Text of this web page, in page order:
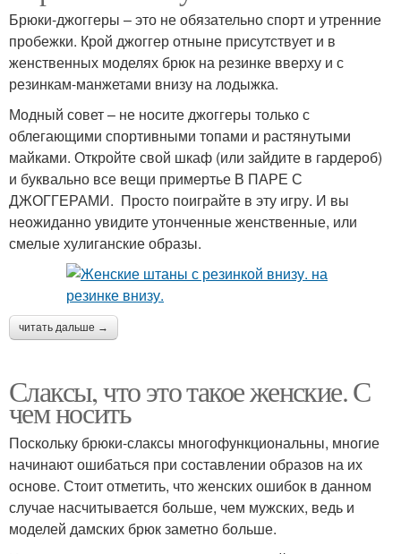
Брюки-джоггеры – это не обязательно спорт и утренние
пробежки. Крой джоггер отныне присутствует и в
женственных моделях брюк на резинке вверху и с
резинкам-манжетами внизу на лодыжка.
Модный совет – не носите джоггеры только с
облегающими спортивными топами и растянутыми
майками. Откройте свой шкаф (или зайдите в гардероб)
и буквально все вещи примертье В ПАРЕ С
ДЖОГГЕРАМИ. Просто поиграйте в эту игру. И вы
неожиданно увидите утонченные женственные, или
смелые хулиганские образы.
читать дальше →
Слаксы, что это такое женские. С
чем носить
Поскольку брюки-слаксы многофункциональны, многие
начинают ошибаться при составлении образов на их
основе. Стоит отметить, что женских ошибок в данном
случае насчитывается больше, чем мужских, ведь и
моделей дамских брюк заметно больше.